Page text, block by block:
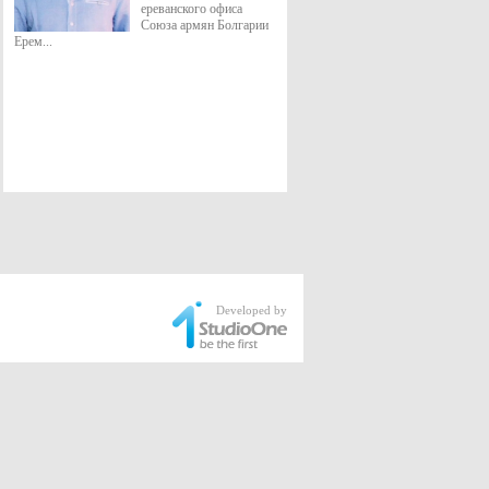
ереванского офиса
Союза армян Болгарии
Ерем...
Developed by